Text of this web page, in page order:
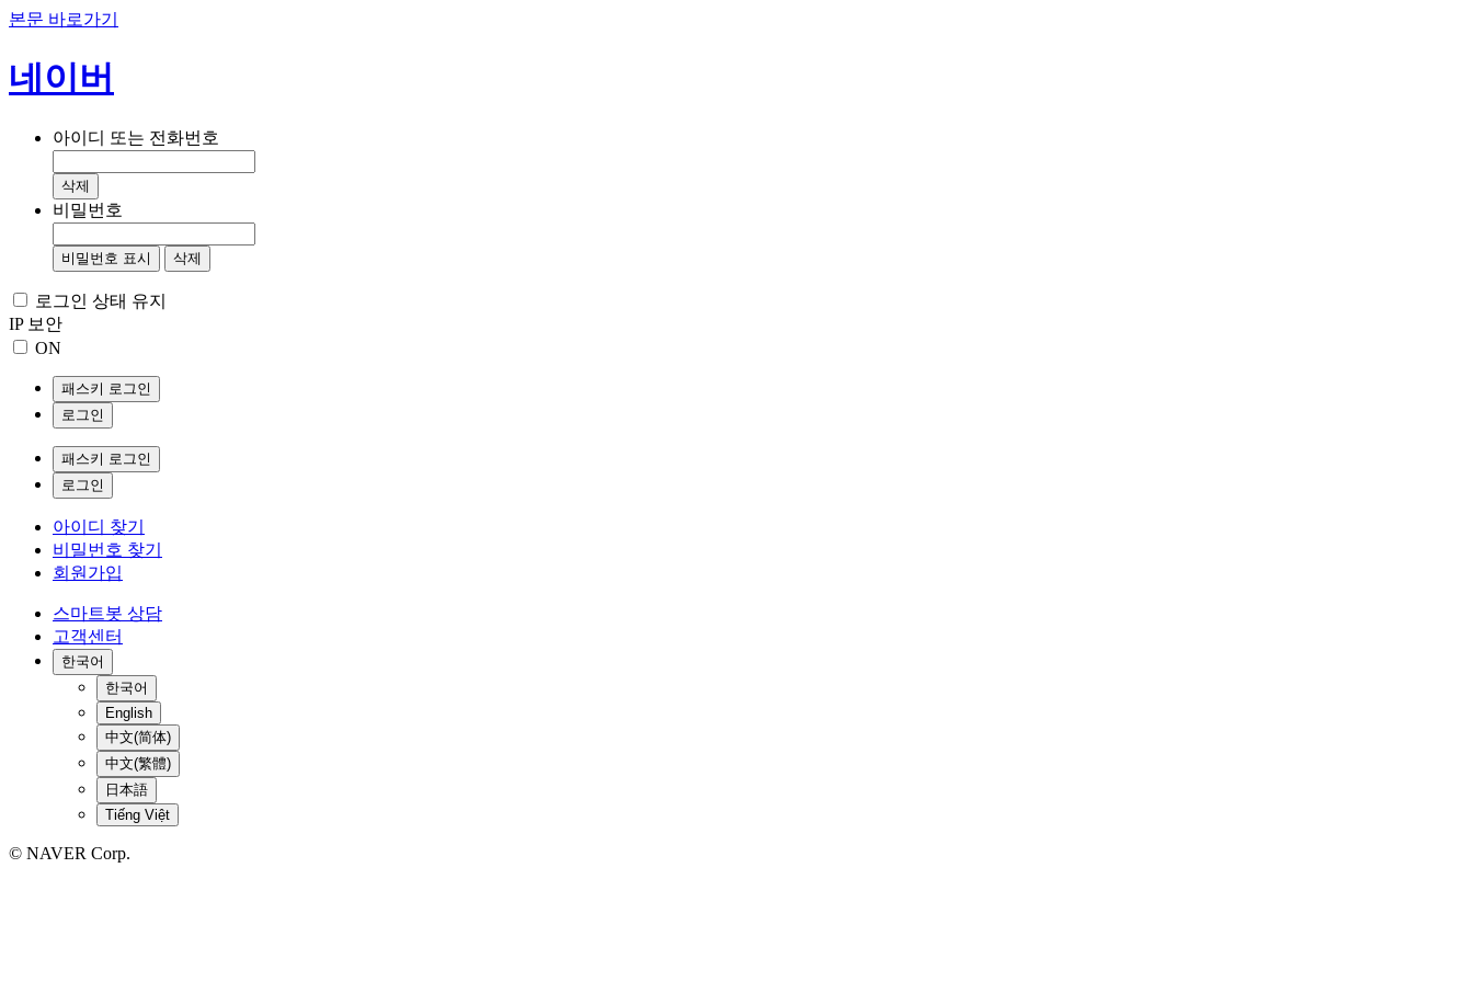
본문 바로가기
네이버
아이디 또는 전화번호
삭제
비밀번호
비밀번호 표시 삭제
로그인 상태 유지
IP 보안
ON
패스키 로그인
로그인
패스키 로그인
로그인
아이디 찾기
비밀번호 찾기
회원가입
스마트봇 상담
고객센터
한국어
한국어
English
中文(简体)
中文(繁體)
日本語
Tiếng Việt
© NAVER Corp.